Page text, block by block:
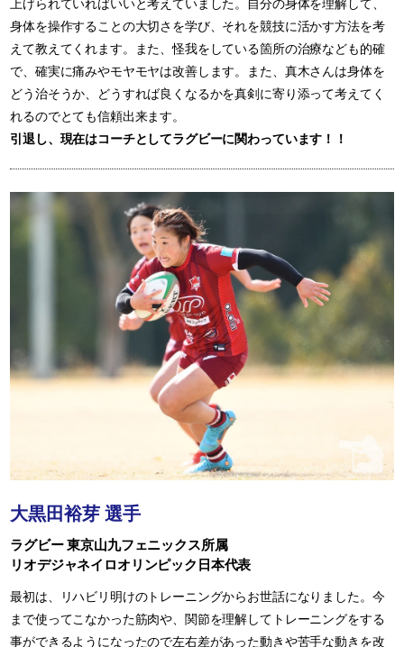
上げられていればいいと考えていました。自分の身体を理解して、
身体を操作することの大切さを学び、それを競技に活かす方法を考
えて教えてくれます。また、怪我をしている箇所の治療なども的確
で、確実に痛みやモヤモヤは改善します。また、真木さんは身体を
どう治そうか、どうすれば良くなるかを真剣に寄り添って考えてく
れるのでとても信頼出来ます。
引退し、現在はコーチとしてラグビーに関わっています！！
大黒田裕芽 選手
ラグビー 東京山九フェニックス所属
リオデジャネイロオリンピック日本代表
最初は、リハビリ明けのトレーニングからお世話になりました。今
まで使ってこなかった筋肉や、関節を理解してトレーニングをする
事ができるようになったので左右差があった動きや苦手な動きを改